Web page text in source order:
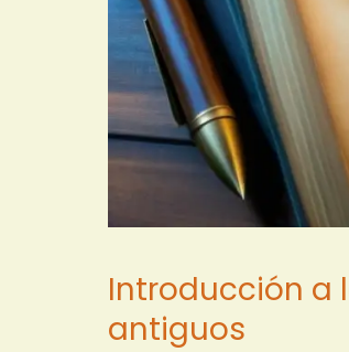
Introducción a
antiguos